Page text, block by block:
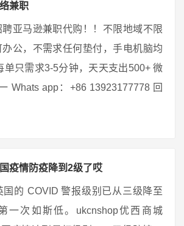
兼职
亚马逊兼职代购！！不限地域不限
公，不需求任何垫付，手电机脑均
单只需求3-5分钟，天天支出500+ 微
Whats app：+86 13923177778 回
疫情防疫降到2级了哎
国的 COVID 警报级别已从三级降至
次如斯低。ukcnshop优西商城